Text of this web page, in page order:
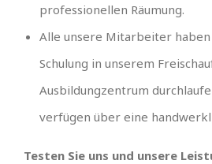
professionellen Räumung.
Alle unsere Mitarbeiter
Schulung in unserem
Ausbildungzentrum
verfügen über eine
Testen Sie uns und unsere